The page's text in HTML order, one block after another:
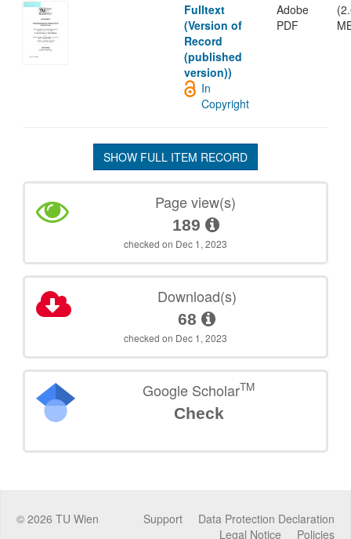
Fulltext
(Version of
Record
(published
version))
Adobe
PDF
In
Copyright
SHOW FULL ITEM RECORD
Page view(s)
189
checked on Dec 1, 2023
Download(s)
68
checked on Dec 1, 2023
Google ScholarTM
Check
© 2026 TU Wien Data Protection Declaration
Support
Policies
Legal Notice